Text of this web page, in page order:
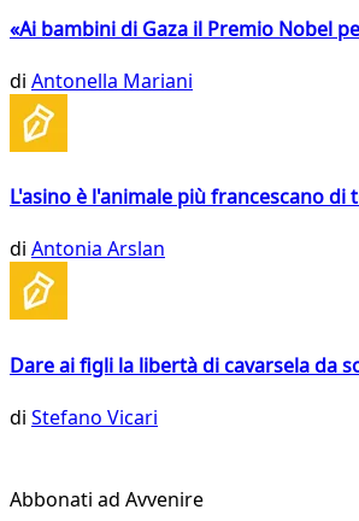
«Ai bambini di Gaza il Premio Nobel
di Antonella Mariani
L'asino è l'animale più francescano di
di Antonia Arslan
Dare ai figli la libertà di cavarsela da
di Stefano Vicari
Abbonati ad Avvenire